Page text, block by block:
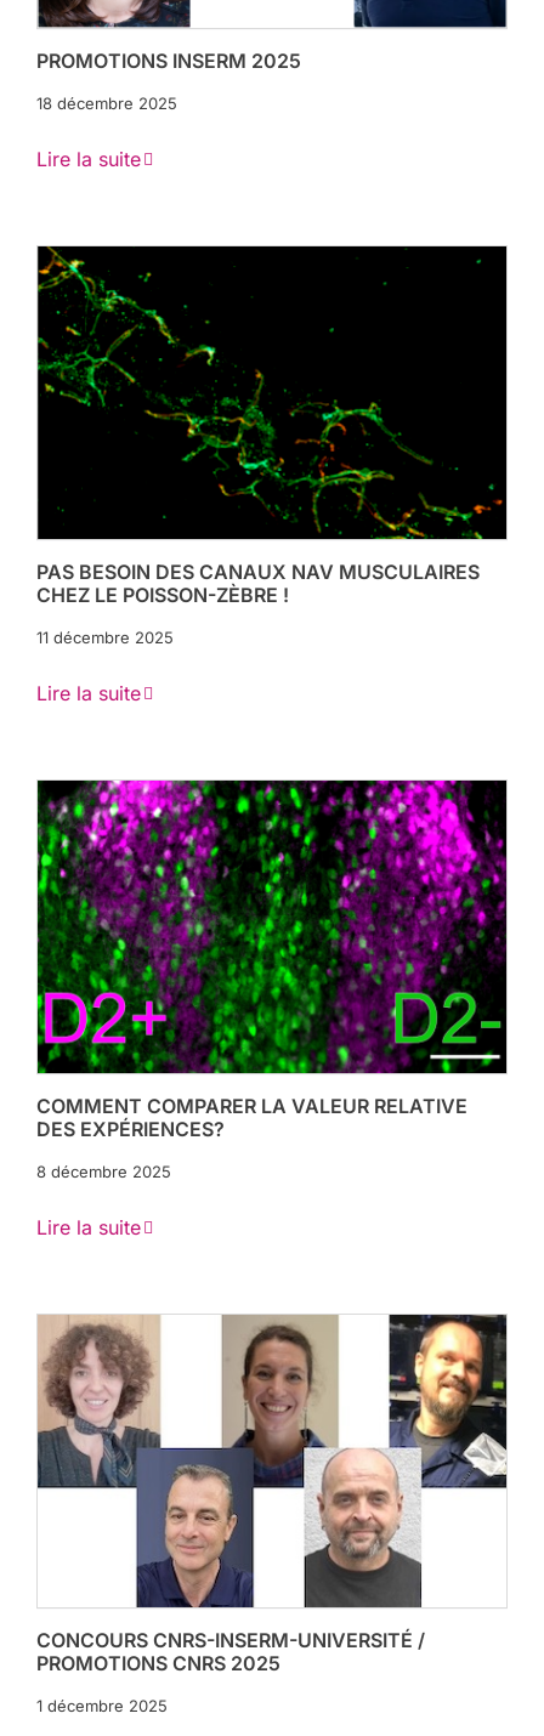
PROMOTIONS INSERM 2025
18 décembre 2025
Lire la suite
PAS BESOIN DES CANAUX NAV MUSCULAIRES
CHEZ LE POISSON-ZÈBRE !
11 décembre 2025
Lire la suite
COMMENT COMPARER LA VALEUR RELATIVE
DES EXPÉRIENCES?
8 décembre 2025
Lire la suite
CONCOURS CNRS-INSERM-UNIVERSITÉ /
PROMOTIONS CNRS 2025
1 décembre 2025